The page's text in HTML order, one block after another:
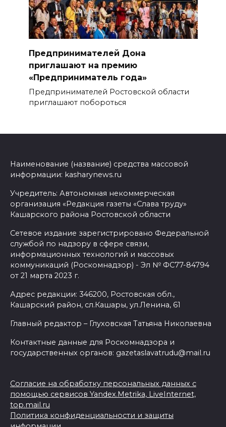
Предпринимателей Дона
приглашают на премию
«Предприниматель года»
Предпринимателей Ростовской области
приглашают побороться
Наименование (название) средства массовой
информации: kasharynews.ru
Учредитель: Автономная некоммерческая
организация «Редакция газеты «Слава труду»
Кашарского района Ростовской области
Сетевое издание зарегистрировано Федеральной
службой по надзору в сфере связи,
информационных технологий и массовых
коммуникаций (Роскомнадзор) - Эл № ФС77-84794
от 21 марта 2023 г.
Адрес редакции: 346200, Ростовская обл.,
Кашарский район, сл.Кашары, ул.Ленина, 61
Главный редактор – Глуховская Татьяна Николаевна
Контактные данные для Роскомнадзора и
государственных органов: gazetaslavatrudu@mail.ru
Согласие на обработку персональных данных с
помощью сервисов Yandex.Metrika, LiveInternet,
top.mail.ru
Политика конфиденциальности и защиты